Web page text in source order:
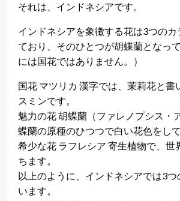
それは、インドネシアです。
インドネシアを象徴する花は3つの
ており、そのひとつが胡蝶蘭となっ
には国花ではありません。）
国花 マツリカ 漢字では、茉莉花と書
スミンです。
魅力の花 胡蝶蘭（ファレノプシス・
蝶蘭の原種のひつつで白い花色をして
希少な花 ラフレシア 寄生植物で、世
ちます。
以上のように、インドネシアでは3つ
います。